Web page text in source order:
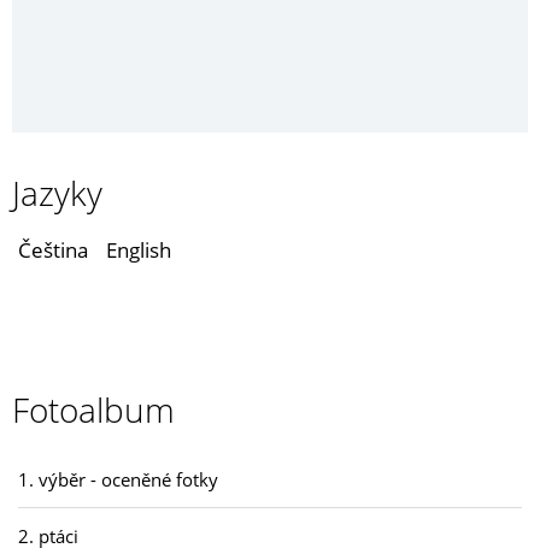
Jazyky
Čeština English
Fotoalbum
1. výběr - oceněné fotky
2. ptáci